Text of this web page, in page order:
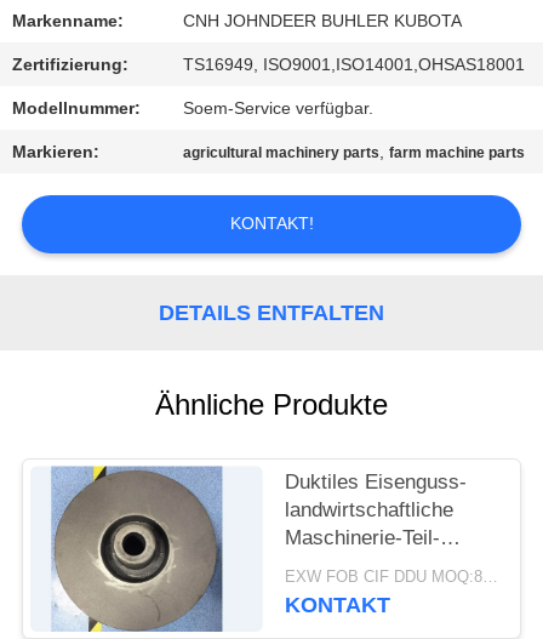
MIT
UNS
IN
VERBINDUNG
NACHRICHTEN
FORDERN
EIN
ZITAT
SITEMAP
Markenname: CNH JOHNDEER BUHLER KUBOTA
Zertifizierung: TS16949, ISO9001,ISO14001,OHSAS18001
Modellnummer: Soem-Service verfügbar.
Markieren: agricultural machinery parts,farm machine parts
KONTAKT!
DETAILS ENTFALTEN
Ähnliche Produkte
Duktiles Eisenguss-
landwirtschaftliche
Maschinerie-Teil-
Standardgröße Soem-
ODM
EXW FOB CIF DDU MOQ:80 Einheiten
KONTAKT